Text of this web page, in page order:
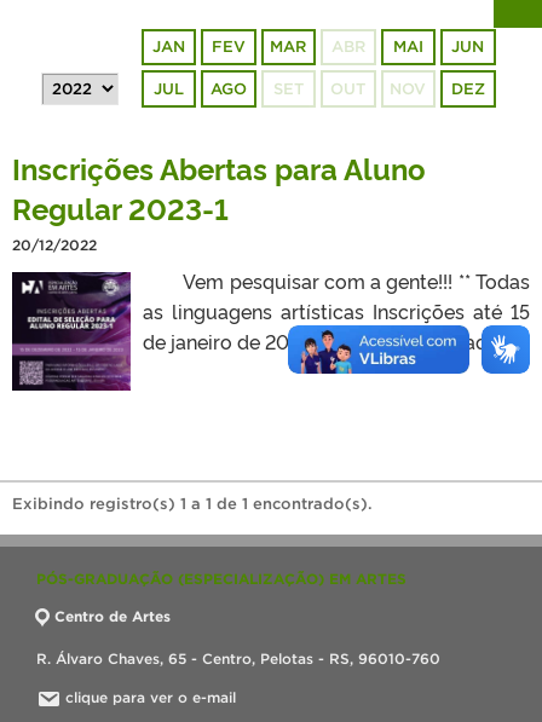
TELEFONES
JAN FEV MAR ABR MAI JUN
JUL AGO SET OUT NOV DEZ
Inscrições Abertas para Aluno
Regular 2023-1
20/12/2022
Vem pesquisar com a gente!!! ** Todas
as linguagens artísticas Inscrições até 15
de janeiro de 2023. Acesse o Edital aqui.
Exibindo registro(s) 1 a 1 de 1 encontrado(s).
PÓS-GRADUAÇÃO (ESPECIALIZAÇÃO) EM ARTES
Centro de Artes
R. Álvaro Chaves, 65 - Centro, Pelotas - RS, 96010-760
clique para ver o e-mail